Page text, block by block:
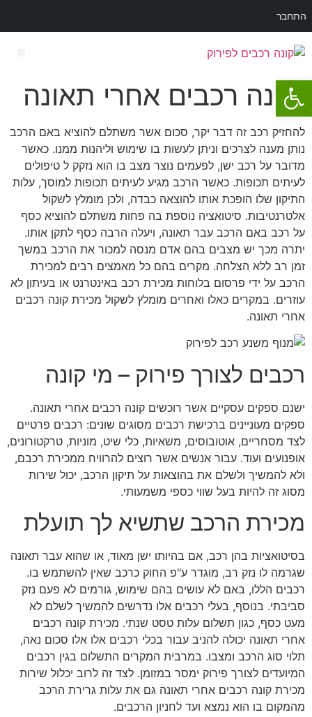
התחבר
קונה רכבים אחרי תאונה
להחזיק רכב זה דבר יקר, סכום אשר משתלם להוציא באם הרכב
נותן מענה לצרכים וניתן לעשות בו שימוש וליהנות ממנו. כאשר
מדובר על רכב ישן, לפעמים נוצר מצב בו הוא נזקק ל טיפולים
לעיתים תכופות. כאשר הרכב מגיע לעיתים תכופות למוסך, עלות
התיקון שלו הופכת אותו להוצאה כבדה, ולכן מומלץ לשקול
אלטרנטיבות. סיטואציה נוספת בה פחות משתלם להוציא כסף
על רכב באם הרכב עבר תאונה, ויעלה הרבה כסף לתקן אותו.
יתרה מכך יש מצבים בהם אדם מנסה למכור את הרכב במשך
זמן רב ללא הצלחה. מקרים בהם כל מאמצים רבים למכירת
הרכב על ידי פרסום בלוחות מכירת רכב באינטרנט או בעיתון לא
עוזרים. במקרים כאלו ואחרים מומלץ לשקול מכירת קונה רכבים
אחרי תאונה.
רכבים לצורך פירוק – מי קונה
ישנם ספקים עסקיים אשר רוכשים קונה רכבים אחרי תאונה.
ספקים מעוניינים ברכישת רכבים מסוגים שונים: רכבים פרטיים
לצד מסחריים, אוטובוסים, משאיות, כלי שיט, מוניות, טרקטורונים,
אופנועים ועוד. עבור אנשים אשר רוצים להרוויח ממכירת רכבם,
ולא להמשיך ולשלם את בהוצאות על תיקון הרכב, יכול שירות
מסוג זה להיות בעל שווי כספי משמעותי.
מכירת הרכב שתשיא לך תועלת
בסיטואציות בהן רכב, אם בהיותו ישן מאוד, או שהוא עבר תאונה
שגרמה לו נזק רב, מוגדר ע"פ החוק כרכב שאין להשתמש בו.
רכבים הללו, באם לא עושים בהם שימוש, גורמים לא פעם נזק
סביבתי. בנוסף, בעלי רכבים אלו נדרשים להמשיך לשלם לא
מעט כסף, כגון תשלום עלות טסט שנתי. מכירת קונה רכבים
אחרי תאונה יכולה להניב עבור בכלי רכבים אלו אלו סכום נאה,
תלוי סוג הרכב ומצבו. במרבית המקרים התשלום בגין רכבים
המיועדים לצורך פירוק ימסר במזומן. לצד זה לרוב יכלול שירות
מכירת קונה רכבים אחרי תאונה גם את עלות גרירת הרכב
מהמקום בו הוא נמצא ועד לחניון הרכבים.
פתח סרגל נגישות